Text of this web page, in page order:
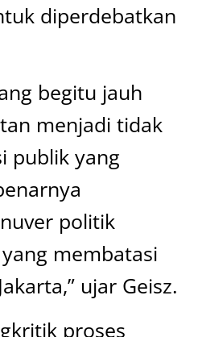
diperdebatkan
begitu jauh
menjadi tidak
publik yang
politik
membatasi
ujar Geisz.
proses